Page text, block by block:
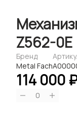
Z562-0E
Бренд
Metal Fach
114 000
0